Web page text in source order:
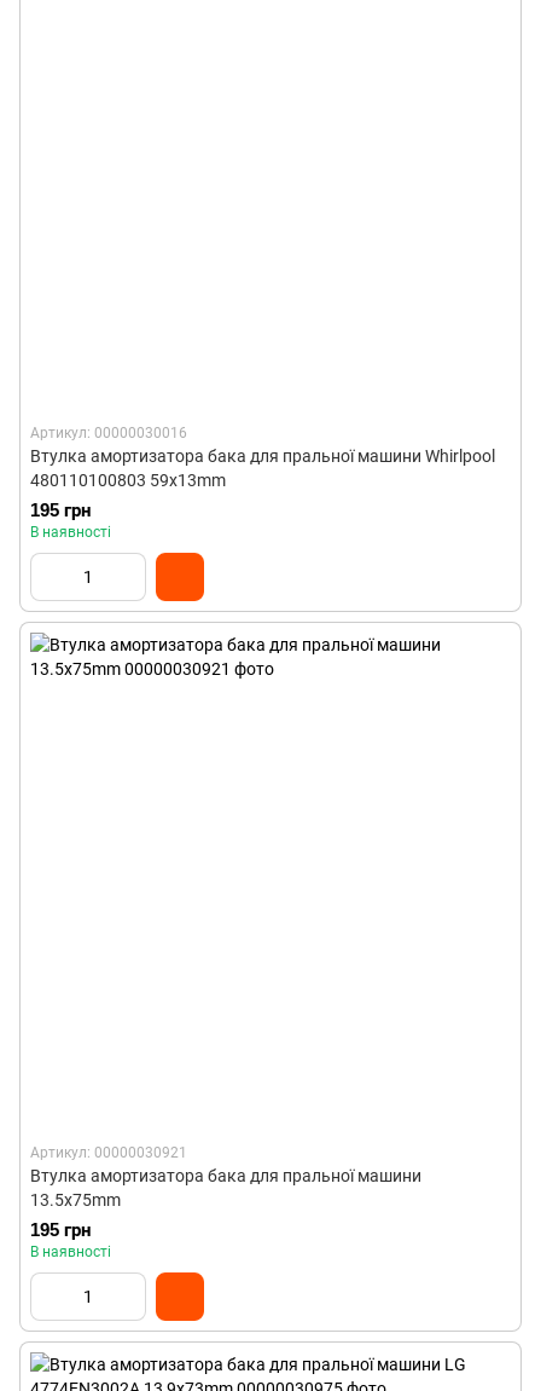
Артикул: 00000030016
Втулка амортизатора бака для пральної машини Whirlpool
480110100803 59x13mm
195 грн
В наявності
Артикул: 00000030921
Втулка амортизатора бака для пральної машини
13.5x75mm
195 грн
В наявності